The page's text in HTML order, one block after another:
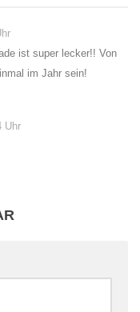
ist super lecker!! Von
im Jahr sein!
Uhr